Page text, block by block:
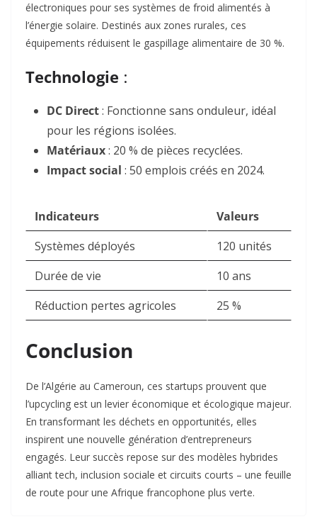
électroniques pour ses systèmes de froid alimentés à
l’énergie solaire. Destinés aux zones rurales, ces
équipements réduisent le gaspillage alimentaire de 30 %.
Technologie :
DC Direct: Fonctionne sans onduleur, idéal
pour les régions isolées.
Matériaux: 20 % de pièces recyclées.
Impact social : 50 emplois créés en 2024.
Indicateurs
Valeurs
Systèmes déployés
120 unités
Durée de vie
10 ans
Réduction pertes agricoles
25 %
Conclusion
De l’Algérie au Cameroun, ces startups prouvent que
l’upcycling est un levier économique et écologique majeur.
En transformant les déchets en opportunités, elles
inspirent une nouvelle génération d’entrepreneurs
engagés. Leur succès repose sur des modèles hybrides
alliant tech, inclusion sociale et circuits courts – une feuille
de route pour une Afrique francophone plus verte.